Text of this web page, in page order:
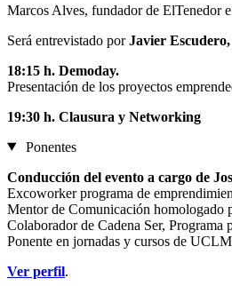
Marcos Alves, fundador de ElTenedor
Será entrevistado porJavier
18:15 h. Demoday.
Presentación de los proyectos
19:30 h. Clausura y Networking
Ponentes
Conducción del evento a cargo de
Excoworker programa de
Mentor de Comunicación homologado
Colaborador de Cadena Ser,
Ponente en jornadas y cursos de
Ver perfil.